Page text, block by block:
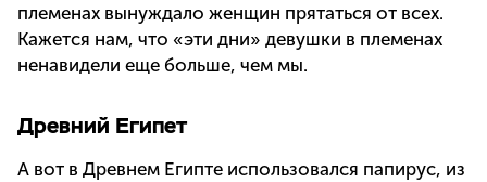
племенах вынуждало женщин прятаться от всех.
Кажется нам, что «эти дни» девушки в племенах
ненавидели еще больше, чем мы.
Древний Египет
А вот в Древнем Египте использовался папирус, из